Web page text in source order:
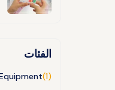
الفئات
(1)